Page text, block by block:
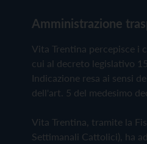
Amministrazione
Vita Trentina percepisce
cui al decreto legislativo
Indicazione resa ai sensi
dell'art. 5 del medesimo
Vita Trentina, tramite la
Settimanali Cattolici), ha